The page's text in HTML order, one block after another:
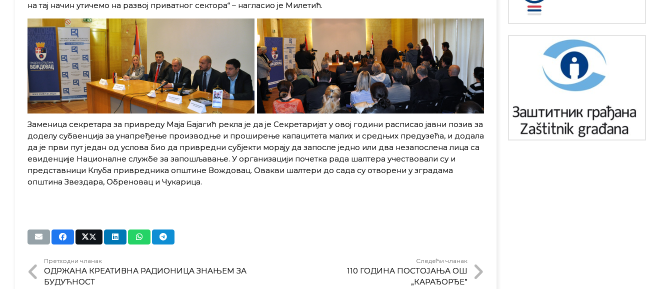
на тај начин утичемо на развој приватног сектора“ – нагласио је Милетић.
Заменица секретара за привреду Маја Бајагић рекла је да је Секретаријат у овој години расписао јавни позив за
доделу субвенција за унапређење производње и проширење капацитета малих и средњих предузећа, и додала
да је први пут један од услова био да привредни субјекти морају да запосле једно или два незапослена лица са
евиденције Националне службе за запошљавање. У организацији почетка рада шалтера учествовали су и
представници Клуба привредника општине Вождовац. Овакви шалтери до сада су отворени у зградама
општина Звездара, Обреновац и Чукарица.
Претходни чланак
ОДРЖАНА КРЕАТИВНА РАДИОНИЦА ЗНАЊЕМ ЗА
БУДУЋНОСТ
Следећи чланак
110 ГОДИНА ПОСТОЈАЊА ОШ
„КАРАЂОРЂЕ”